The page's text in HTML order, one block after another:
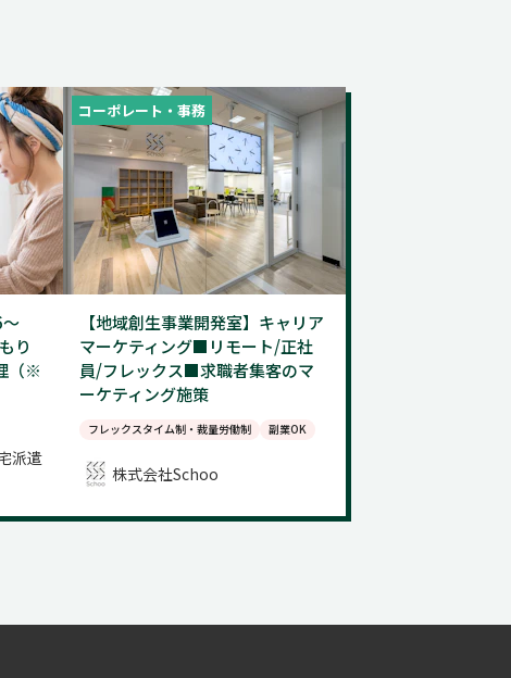
り
（※
派遣
コーポレート・事務
【地域創生事業開発室】キャリア
マーケティング■リモート/正社
員/フレックス■求職者集客のマ
ーケティング施策
フレックスタイム制・裁量労働制 副業OK
株式会社Schoo